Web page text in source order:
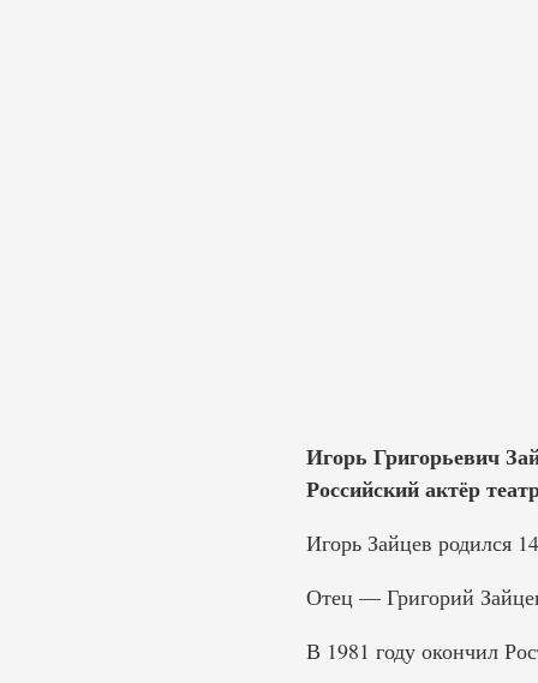
Игорь Григорьевич
Российский актёр
Игорь Зайцев родился
Отец — Григорий
В 1981 году окончил